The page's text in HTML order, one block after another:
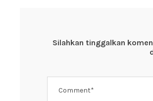
Silahkan tinggalkan